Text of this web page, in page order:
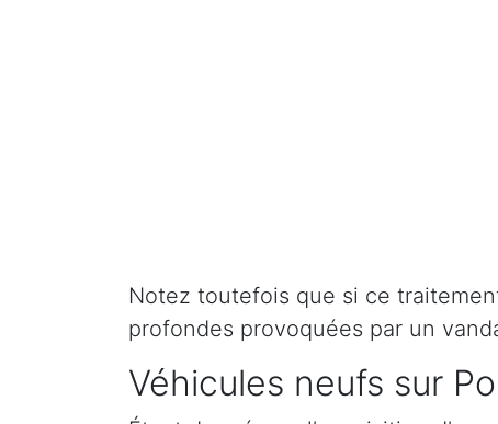
Notez toutefois que si ce
profondes provoquées par un
Véhicules neufs sur